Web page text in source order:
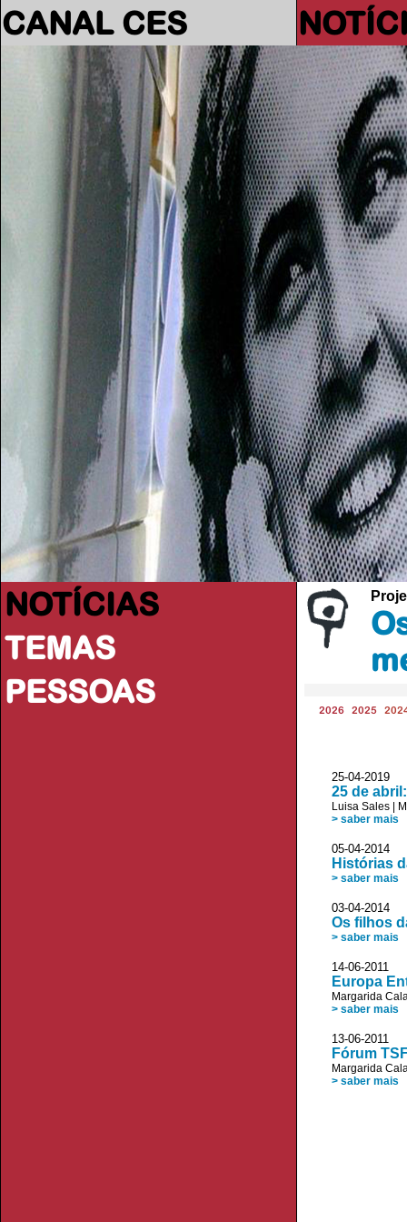
CANAL CES
NOTÍCIAS
TEMAS
PESSOAS
2026 2025
25-04-2019
25 de
Luisa Sales
> saber mais
05-04-2014
Histórias
> saber mais
03-04-
Os filhos
> saber mais
14-06-2011
Europa
Margarida
> saber mais
13-06-
Fórum
Margarida
> saber mais